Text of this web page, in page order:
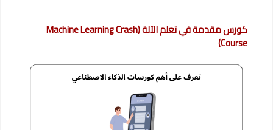
كورس مقدمة في تعلم الآلة (Machine Learning Crash
Course)